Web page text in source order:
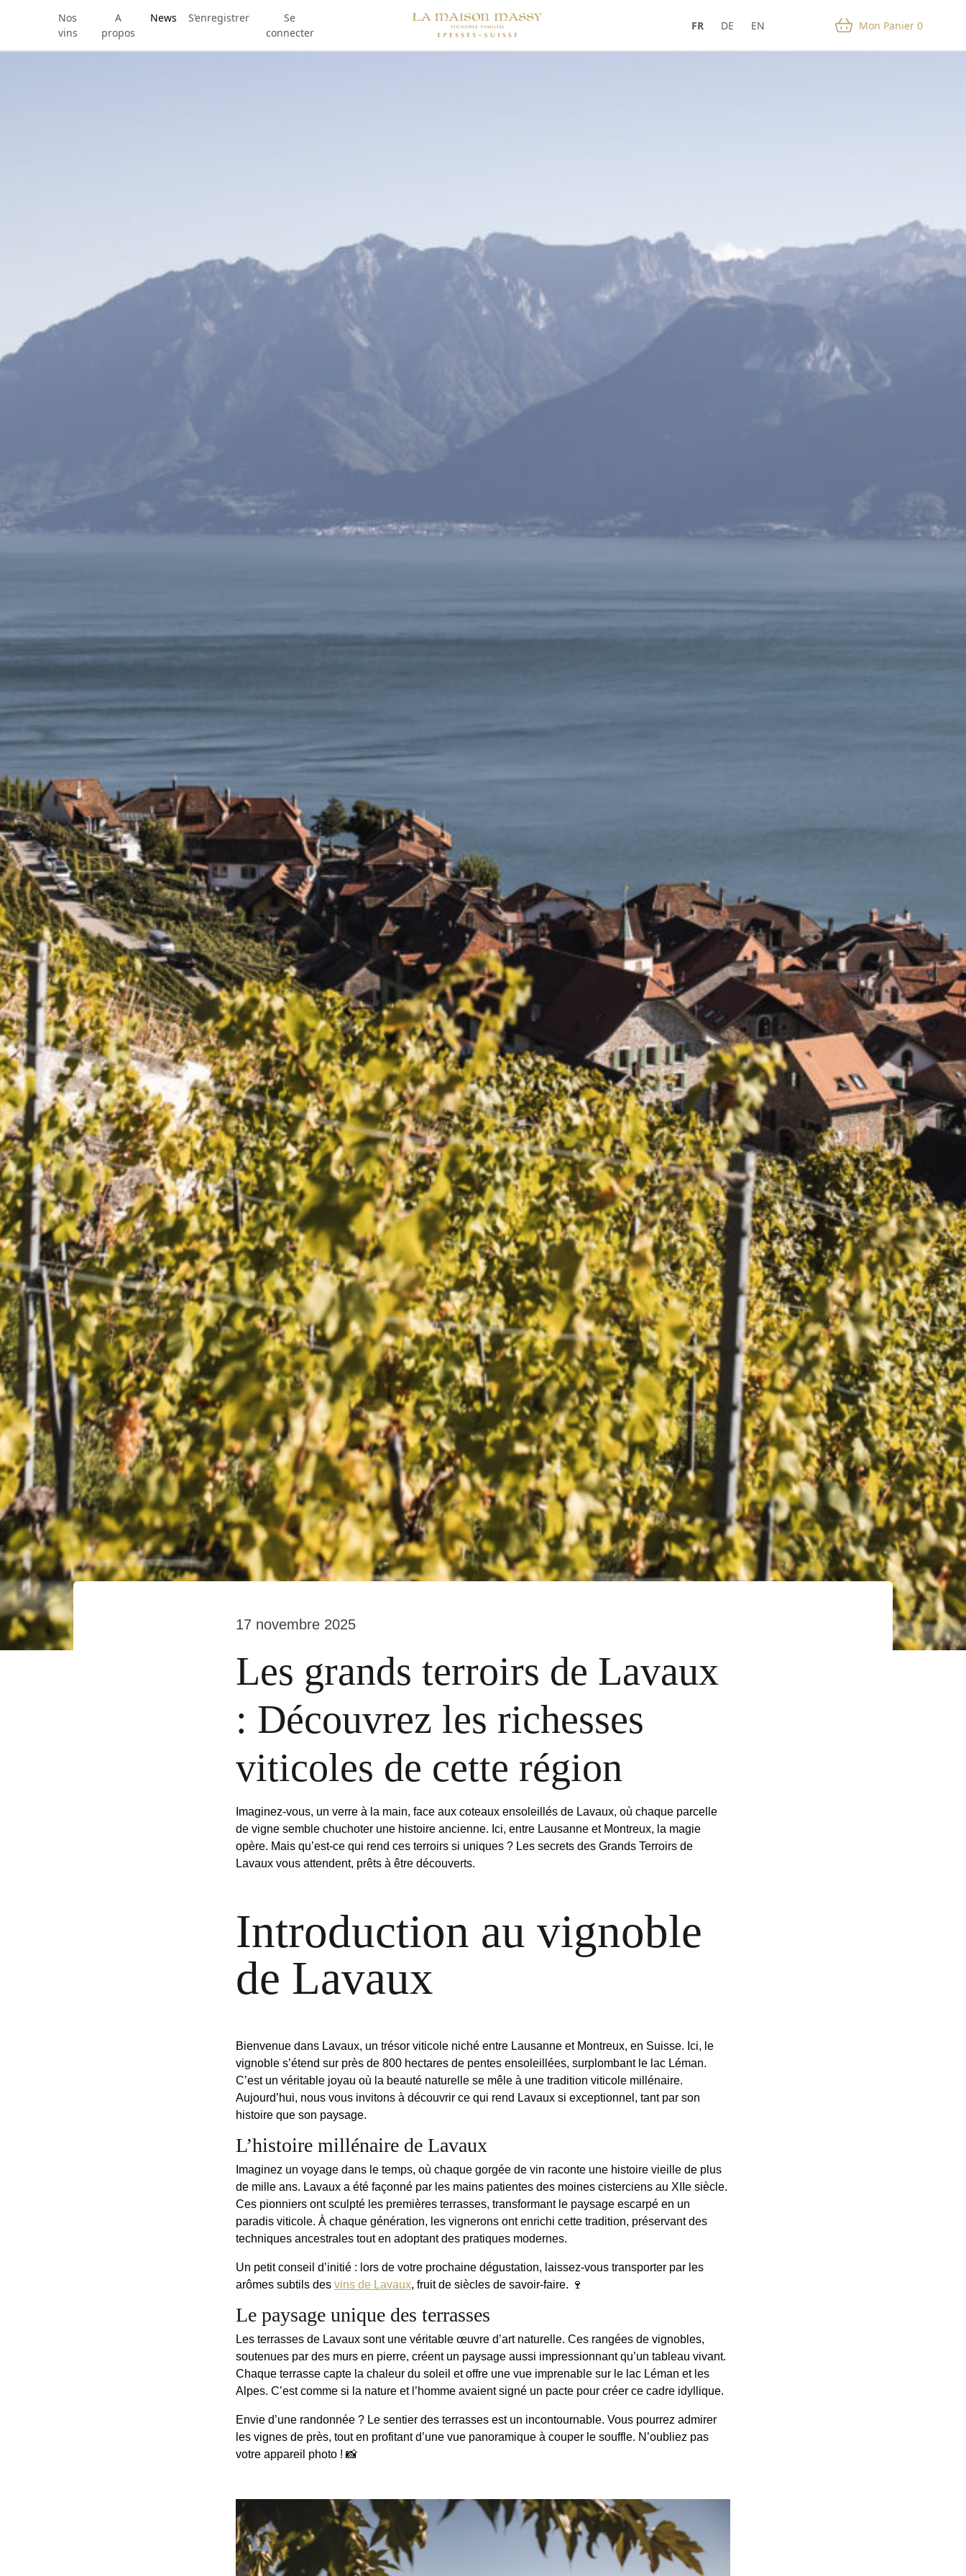
Nos
vins
A
propos
News S’enregistrer
Se
connecter
FR DE EN Mon Panier 0
17 novembre 2025
Les grands terroirs de Lavaux
: Découvrez les richesses
viticoles de cette région
Imaginez-vous, un verre à la main, face aux coteaux ensoleillés de Lavaux, où chaque parcelle
de vigne semble chuchoter une histoire ancienne. Ici, entre Lausanne et Montreux, la magie
opère. Mais qu’est-ce qui rend ces terroirs si uniques ? Les secrets des Grands Terroirs de
Lavaux vous attendent, prêts à être découverts.
Introduction au vignoble
de Lavaux
Bienvenue dans Lavaux, un trésor viticole niché entre Lausanne et Montreux, en Suisse. Ici, le
vignoble s’étend sur près de 800 hectares de pentes ensoleillées, surplombant le lac Léman.
C’est un véritable joyau où la beauté naturelle se mêle à une tradition viticole millénaire.
Aujourd’hui, nous vous invitons à découvrir ce qui rend Lavaux si exceptionnel, tant par son
histoire que son paysage.
L’histoire millénaire de Lavaux
Imaginez un voyage dans le temps, où chaque gorgée de vin raconte une histoire vieille de plus
de mille ans. Lavaux a été façonné par les mains patientes des moines cisterciens au XIIe siècle.
Ces pionniers ont sculpté les premières terrasses, transformant le paysage escarpé en un
paradis viticole. À chaque génération, les vignerons ont enrichi cette tradition, préservant des
techniques ancestrales tout en adoptant des pratiques modernes.
Un petit conseil d’initié : lors de votre prochaine dégustation, laissez-vous transporter par les
arômes subtils des vins de Lavaux, fruit de siècles de savoir-faire. 🍷
Le paysage unique des terrasses
Les terrasses de Lavaux sont une véritable œuvre d’art naturelle. Ces rangées de vignobles,
soutenues par des murs en pierre, créent un paysage aussi impressionnant qu’un tableau vivant.
Chaque terrasse capte la chaleur du soleil et offre une vue imprenable sur le lac Léman et les
Alpes. C’est comme si la nature et l’homme avaient signé un pacte pour créer ce cadre idyllique.
Envie d’une randonnée ? Le sentier des terrasses est un incontournable. Vous pourrez admirer
les vignes de près, tout en profitant d’une vue panoramique à couper le souffle. N’oubliez pas
votre appareil photo ! 📸